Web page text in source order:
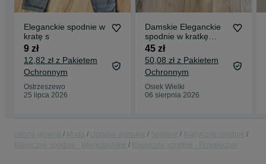
Eleganckie spodnie w
kratę s
9 zł
12,82 zł z Pakietem
Ochronnym
Ostrzeszewo
25 lipca 2026
Damskie Eleganckie
spodnie w kratkę
stradivarius
45 zł
50,08 zł z Pakietem
Ochronnym
Osiek Wielki
06 sierpnia 2026